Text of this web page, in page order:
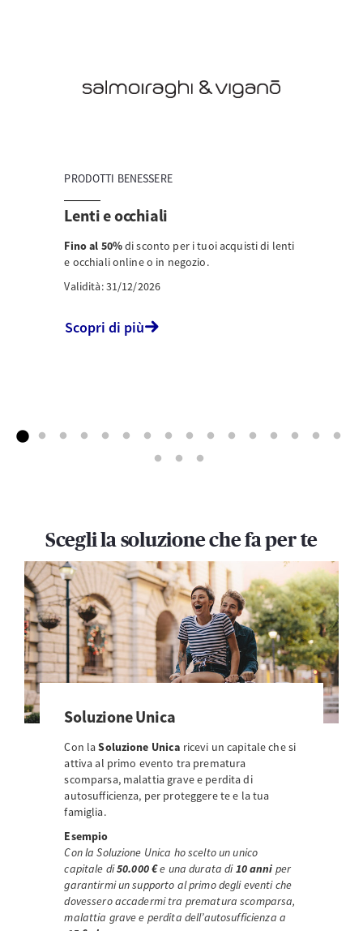
PRODOTTI BENESSERE
Lenti e occhiali
Fino al 50%di sconto per i tuoi acquisti di lenti
e occhiali online o in negozio.
Validità: 31/12/2026
Scopri di più
Scegli la soluzione che fa per te
Soluzione Unica
Con laSoluzione Unica ricevi un capitale che si
attiva al primo evento tra prematura
scomparsa, malattia grave e perdita di
autosufficienza, per proteggere te e la tua
famiglia.
Esempio
Con la Soluzione Unica ho scelto un unico
capitale di50.000 €e una durata di10 anni per
garantirmi un supporto al primo degli eventi che
dovessero accadermi tra prematura scomparsa,
malattia grave e perdita dell’autosufficienza a